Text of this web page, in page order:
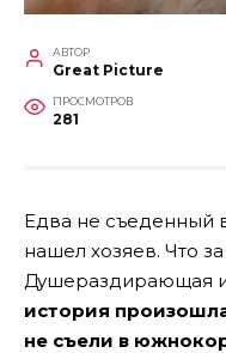
АВТОР
Great Picture
ПРОСМОТРОВ
281
Едва не съеденный
нашел хозяев. Что
Душераздирающая
история
не съели в